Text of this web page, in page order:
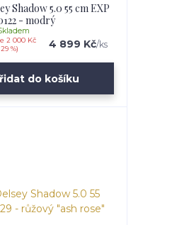
Shadow 5.0 55 cm EXP
- modrý
2 000 Kč
%)
4 899 Kč/ks
do košíku